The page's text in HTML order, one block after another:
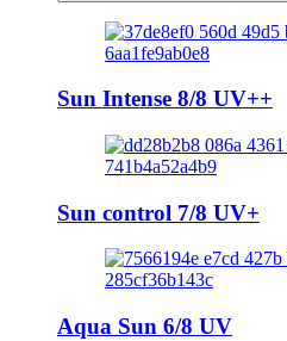
Sun Intense 8/8 UV++
Sun control 7/8 UV+
Aqua Sun 6/8 UV